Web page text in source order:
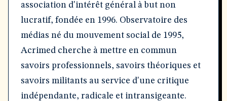
association d'intérêt général à but non
lucratif, fondée en 1996. Observatoire des
médias né du mouvement social de 1995,
Acrimed cherche à mettre en commun
savoirs professionnels, savoirs théoriques et
savoirs militants au service d'une critique
indépendante, radicale et intransigeante.